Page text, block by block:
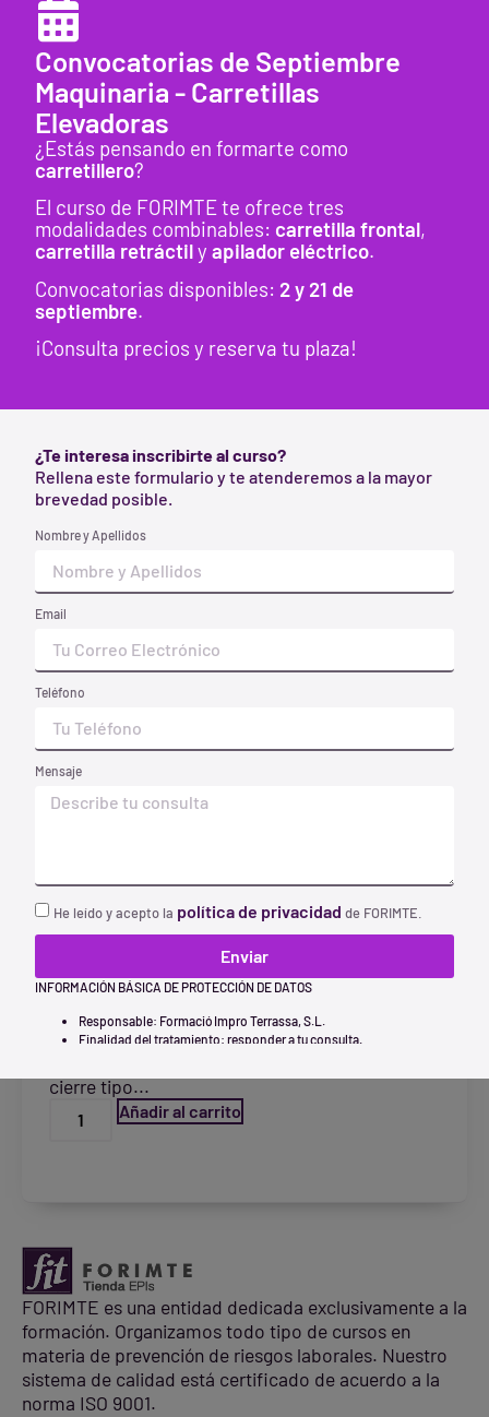
Mosquetón Irudek 993 Blue 22 MM
22,26€
Mosquetón de aluminio forjado, color azul,
cierre autom...
Mosquetón Irudek Steelsafe 981 18 MM
5,54€
cierre tipo...
Añadir al carrito
FORIMTE es una entidad dedicada exclusivamente a la
formación. Organizamos todo tipo de cursos en
materia de prevención de riesgos laborales. Nuestro
sistema de calidad está certificado de acuerdo a la
norma ISO 9001.
Convocatorias de Septiembre
Maquinaria - Carretillas
Elevadoras
¿Estás pensando en formarte como
carretillero?
El curso de FORIMTE te ofrece tres
modalidades combinables: carretilla frontal,
carretilla retráctily apilador eléctrico.
Convocatorias disponibles: 2 y 21 de
septiembre.
¡Consulta precios y reserva tu plaza!
¿Te interesa inscribirte al curso?
Rellena este formulario y te atenderemos a la mayor
brevedad posible.
Nombre y Apellidos
Email
Teléfono
Mensaje
He leído y acepto la política de privacidad de FORIMTE.
Enviar
INFORMACIÓN BÁSICA DE PROTECCIÓN DE DATOS
Responsable: Formació Impro Terrassa, S.L.
Finalidad del tratamiento: responder a tu consulta.
tratar tus datos personales con el fin de ofrecerte el servicio
adecuado.
Destinatarios de cesiones o transferencias: no se realizan cesiones